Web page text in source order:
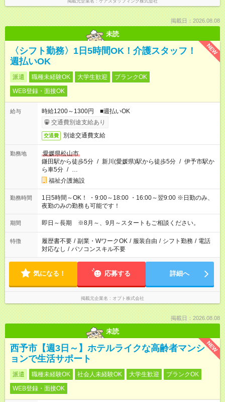
掲載元企業名 ケアスタッフィング株式会社
掲載日：2026.08.08
未読
NEW
〈シフト勤務〉1日5時間OK！介護スタッフ！
週払いOK
派遣 職種未経験OK 大学生歓迎
ブランクOK
WEB登録・面接OK
給与
時給1200～1300円 ■週払いOK
交通費別途支給あり
交通費 別途交通費支給
勤務地
愛媛県松山市
鎌田駅から徒歩5分 / 新川(愛媛県)駅から徒歩5分 / 伊予市駅か
ら車5分 / …
福祉介護施設
勤務時間
1日5時間～OK！ ・9:00～18:00 ・16:00～翌9:00 ※日勤のみ、
夜勤のみの勤務も可能です！
期間 即日～長期 ※8月～、9月～スタートもご相談ください。
特徴 履歴書不要 / 副業・WワークOK / 服装自由 / シフト勤務 / 電話
対応なし / パソコンスキル不要
気になる！ 応募する 詳細へ
掲載元企業名 オプト株式会社
掲載日：2026.08.08
未読
NEW
西予市【週3日～】ホテルライクな高齢者マンシ
ョンで生活サポート
派遣 職種未経験OK 社会人未経験OK 大学生歓迎
ブランクOK
WEB登録・面接OK